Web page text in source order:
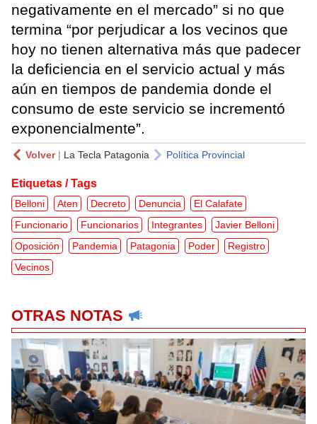
negativamente en el mercado” si no que
termina “por perjudicar a los vecinos que
hoy no tienen alternativa más que padecer
la deficiencia en el servicio actual y más
aún en tiempos de pandemia donde el
consumo de este servicio se incrementó
exponencialmente”.
Volver| La Tecla Patagonia Política Provincial
Etiquetas / Tags
Belloni Aten Decreto Denuncia
El Calafate
Funcionario
Funcionarios Integrantes
Javier Belloni
Oposición
Pandemia Patagonia Poder
Registro
Vecinos
OTRAS NOTAS